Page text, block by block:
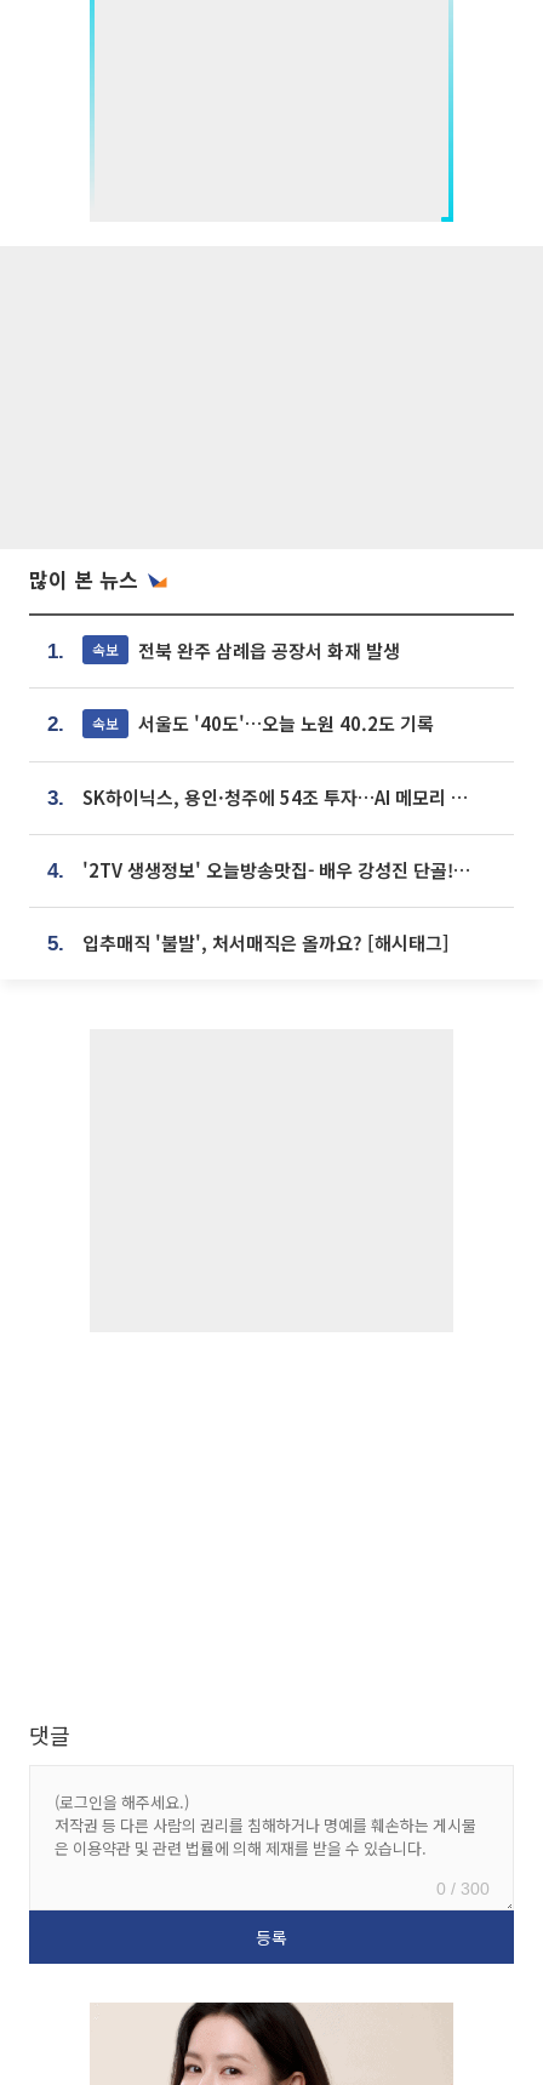
많이 본 뉴스
1. 속보 전북 완주 삼례읍 공장서 화재 발생
2. 속보 서울도 '40도'…오늘 노원 40.2도 기록
3. SK하이닉스, 용인·청주에 54조 투자…AI 메모리 생산기지 키운다
4. '2TV 생생정보' 오늘방송맛집- 배우 강성진 단골! 쌀국수ㆍ푸팟퐁 커리 맛집 '블○○○'
5. 입추매직 '불발', 처서매직은 올까요? [해시태그]
댓글
0 / 300